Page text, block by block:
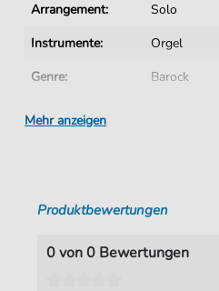
Arrangement:
Solo
Instrumente:
Orgel
Genre:
Barock
Ära:
Seiten:
2
Verlag:
Jürgen Knuth
Mehr anzeigen
Produktbewertungen
0 von 0 Bewertungen